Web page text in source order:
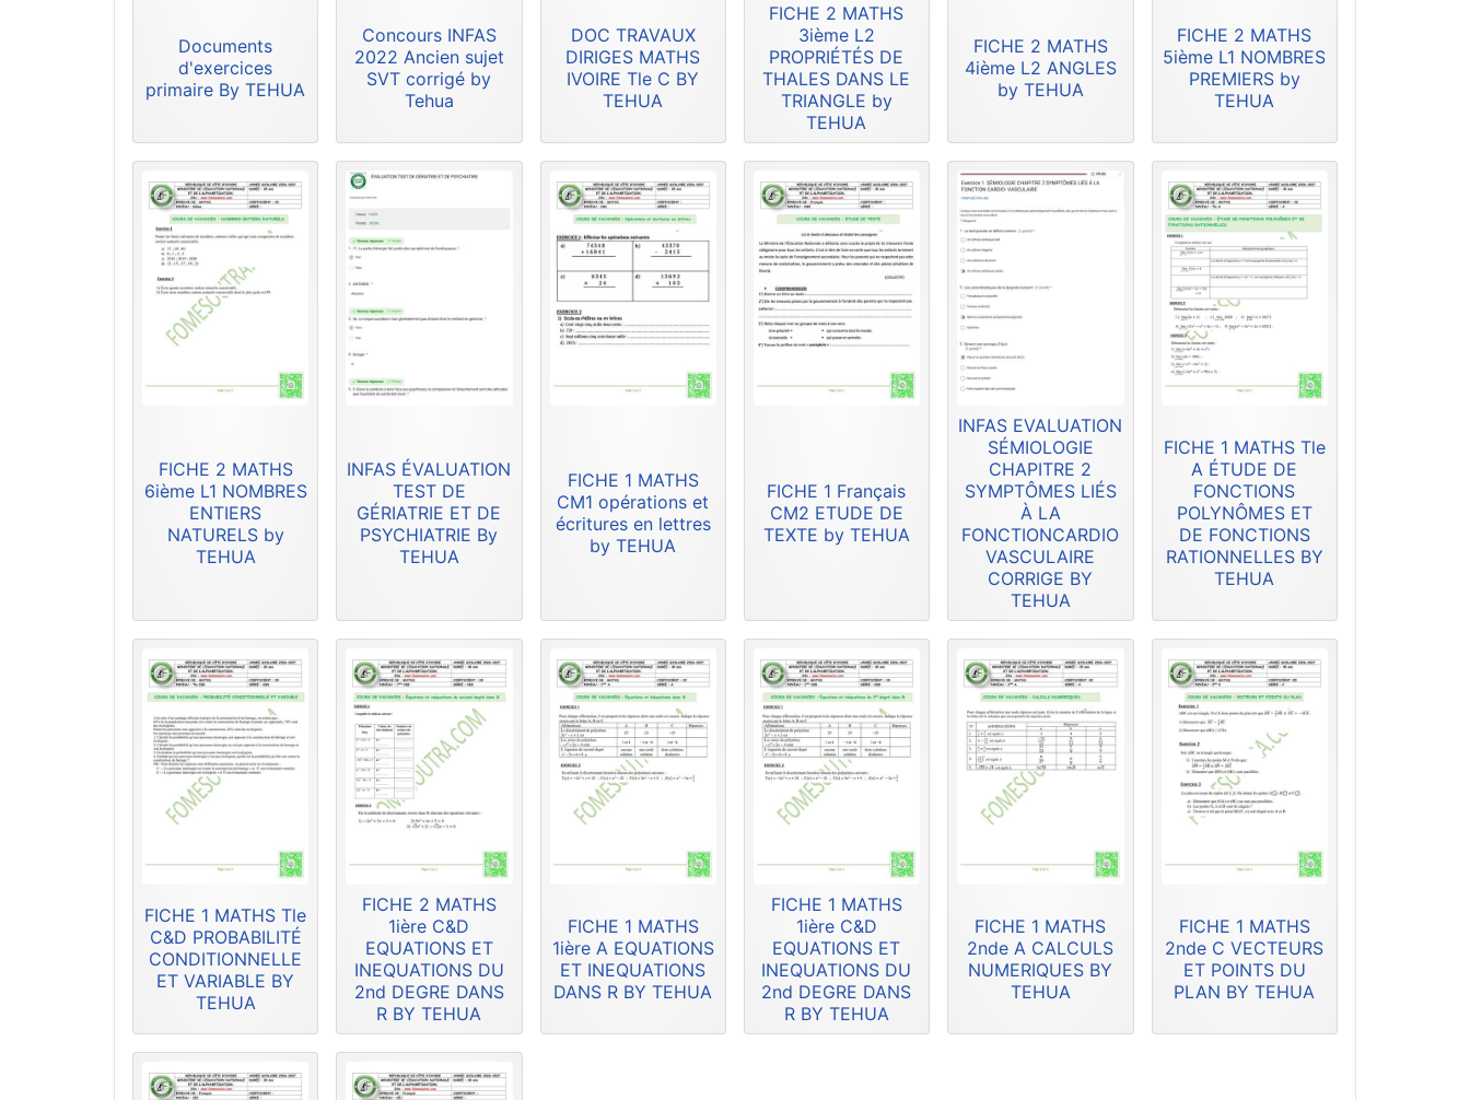
Documents
d'exercices
primaire By TEHUA
Concours INFAS
2022 Ancien sujet
SVT corrigé by
Tehua
DOC TRAVAUX
DIRIGES MATHS
IVOIRE Tle C BY
TEHUA
FICHE 2 MATHS
3ième L2
PROPRIÉTÉS DE
THALES DANS LE
TRIANGLE by
TEHUA
FICHE 2 MATHS
4ième L2 ANGLES
by TEHUA
FICHE 2 MATHS
5ième L1 NOMBRES
PREMIERS by
TEHUA
FICHE 2 MATHS
6ième L1 NOMBRES
ENTIERS
NATURELS by
TEHUA
INFAS ÉVALUATION
TEST DE
GÉRIATRIE ET DE
PSYCHIATRIE By
TEHUA
FICHE 1 MATHS
CM1 opérations et
écritures en lettres
by TEHUA
FICHE 1 Français
CM2 ETUDE DE
TEXTE by TEHUA
INFAS EVALUATION
SÉMIOLOGIE
CHAPITRE 2
SYMPTÔMES LIÉS
À LA
FONCTIONCARDIO
VASCULAIRE
CORRIGE BY
TEHUA
FICHE 1 MATHS Tle
A ÉTUDE DE
FONCTIONS
POLYNÔMES ET
DE FONCTIONS
RATIONNELLES BY
TEHUA
FICHE 1 MATHS Tle
C&D PROBABILITÉ
CONDITIONNELLE
ET VARIABLE BY
TEHUA
FICHE 2 MATHS
1ière C&D
EQUATIONS ET
INEQUATIONS DU
2nd DEGRE DANS
R BY TEHUA
FICHE 1 MATHS
1ière A EQUATIONS
ET INEQUATIONS
DANS R BY TEHUA
FICHE 1 MATHS
1ière C&D
EQUATIONS ET
INEQUATIONS DU
2nd DEGRE DANS
R BY TEHUA
FICHE 1 MATHS
2nde A CALCULS
NUMERIQUES BY
TEHUA
FICHE 1 MATHS
2nde C VECTEURS
ET POINTS DU
PLAN BY TEHUA